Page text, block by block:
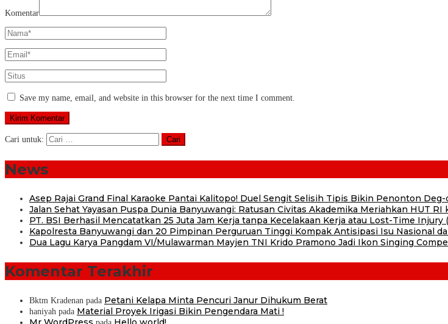
Komentar
Save my name, email, and website in this browser for the next time I comment.
Cari untuk:
News
Asep Rajai Grand Final Karaoke Pantai Kalitopo! Duel Sengit Selisih Tipis Bikin Penonton
Jalan Sehat Yayasan Puspa Dunia Banyuwangi: Ratusan Civitas Akademika Meriahkan HUT RI
PT. BSI Berhasil Mencatatkan 25 Juta Jam Kerja tanpa Kecelakaan Kerja atau Lost-Time Injury
Kapolresta Banyuwangi dan 20 Pimpinan Perguruan Tinggi Kompak Antisipasi Isu Nasional
Dua Lagu Karya Pangdam VI/Mulawarman Mayjen TNI Krido Pramono Jadi Ikon Singing
Komentar Terakhir
Bktm Kradenan pada Petani Kelapa Minta Pencuri Janur Dihukum Berat
haniyah pada Material Proyek Irigasi Bikin Pengendara Mati !